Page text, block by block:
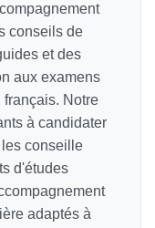
conseils de
et des
aux examens
Notre
à candidater
conseille
d'études
adaptés à